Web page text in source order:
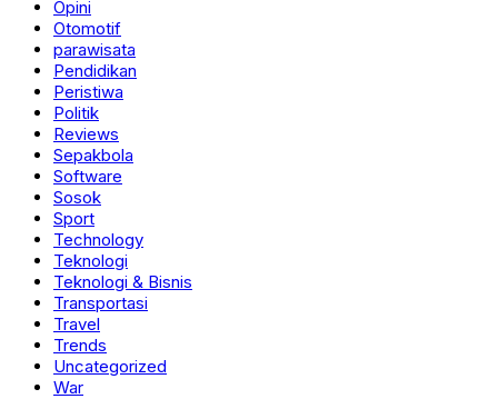
Opini
Otomotif
parawisata
Pendidikan
Peristiwa
Politik
Reviews
Sepakbola
Software
Sosok
Sport
Technology
Teknologi
Teknologi & Bisnis
Transportasi
Travel
Trends
Uncategorized
War